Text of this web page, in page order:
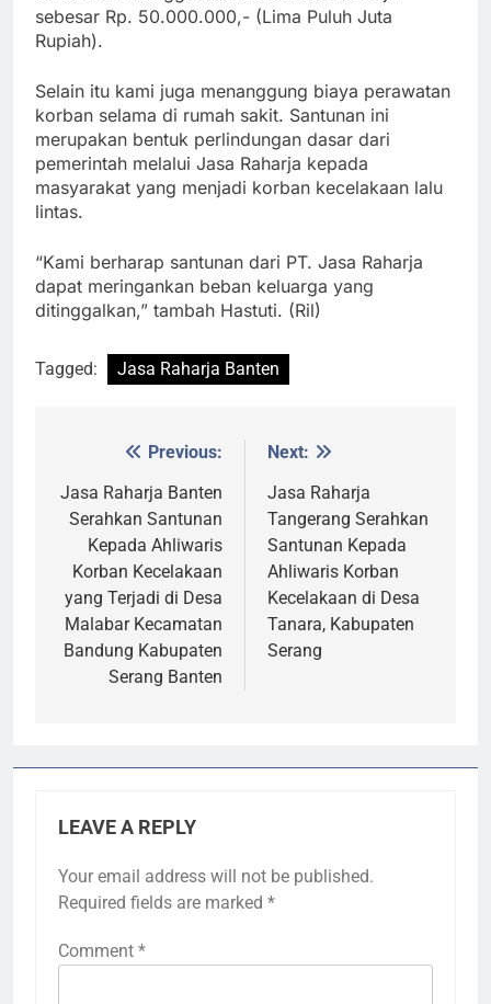
sebesar Rp. 50.000.000,- (Lima Puluh Juta
Rupiah).
Selain itu kami juga menanggung biaya perawatan
korban selama di rumah sakit. Santunan ini
merupakan bentuk perlindungan dasar dari
pemerintah melalui Jasa Raharja kepada
masyarakat yang menjadi korban kecelakaan lalu
lintas.
“Kami berharap santunan dari PT. Jasa Raharja
dapat meringankan beban keluarga yang
ditinggalkan,” tambah Hastuti. (Ril)
Tagged: Jasa Raharja Banten
navigation
Previous:
Jasa Raharja Banten
Serahkan Santunan
Kepada Ahliwaris
Korban Kecelakaan
yang Terjadi di Desa
Malabar Kecamatan
Bandung Kabupaten
Serang Banten
Next:
Jasa Raharja
Tangerang Serahkan
Santunan Kepada
Ahliwaris Korban
Kecelakaan di Desa
Tanara, Kabupaten
Serang
LEAVE A REPLY
Your email address will not be published.
Required fields are marked *
Comment *